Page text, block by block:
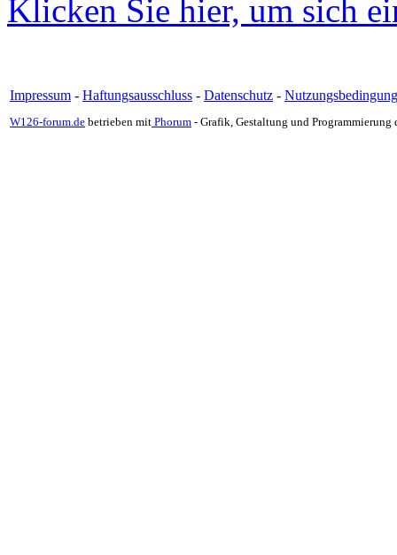
Klicken Sie hier, um sich
Impressum - Haftungsausschluss - Datenschutz -
W126-forum.de betrieben mit Phorum - Grafik, Gestaltung und Programmierung